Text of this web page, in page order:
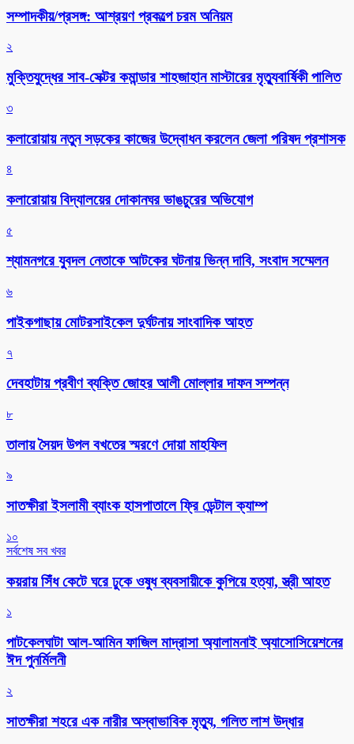
সম্পাদকীয়/প্রসঙ্গ: আশ্রয়ণ প্রকল্পে চরম অনিয়ম
২
মুক্তিযুদ্ধের সাব-সেক্টর কমান্ডার শাহজাহান মাস্টারের মৃত্যুবার্ষিকী পালিত
৩
কলারোয়ায় নতুন সড়কের কাজের উদ্বোধন করলেন জেলা পরিষদ প্রশাসক
৪
কলারোয়ায় বিদ্যালয়ের দোকানঘর ভাঙচুরের অভিযোগ
৫
শ্যামনগরে যুবদল নেতাকে আটকের ঘটনায় ভিন্ন দাবি, সংবাদ সম্মেলন
৬
পাইকগাছায় মোটরসাইকেল দুর্ঘটনায় সাংবাদিক আহত
৭
দেবহাটায় প্রবীণ ব্যক্তি জোহর আলী মোল্লার দাফন সম্পন্ন
৮
তালায় সৈয়দ উপল বখতের স্মরণে দোয়া মাহফিল
৯
সাতক্ষীরা ইসলামী ব্যাংক হাসপাতালে ফ্রি ডেন্টাল ক্যাম্প
১০
সর্বশেষ সব খবর
কয়রায় সিঁধ কেটে ঘরে ঢুকে ওষুধ ব্যবসায়ীকে কুপিয়ে হত্যা, স্ত্রী আহত
১
পাটকেলঘাটা আল-আমিন ফাজিল মাদ্রাসা অ্যালামনাই অ্যাসোসিয়েশনের
ঈদ পুনর্মিলনী
২
সাতক্ষীরা শহরে এক নারীর অস্বাভাবিক মৃত্যু, গলিত লাশ উদ্ধার